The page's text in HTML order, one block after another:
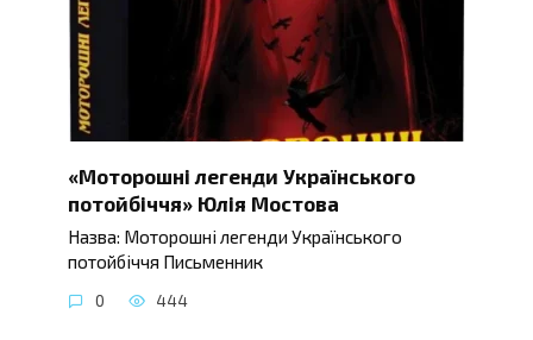
«Моторошні легенди Українського
потойбіччя» Юлія Мостова
Назва: Моторошні легенди Українського
потойбіччя Письменник
0 444